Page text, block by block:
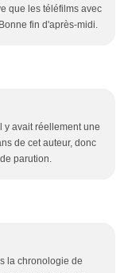
que les téléfilms avec
fin d'après-midi.
y avait réellement une
de cet auteur, donc
parution.
la chronologie de